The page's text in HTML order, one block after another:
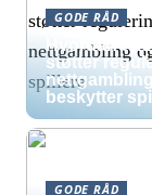
GODE RÅD
Hvordan
støtter
beskytter
GODE RÅD